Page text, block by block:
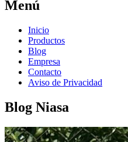
Menú
Inicio
Productos
Blog
Empresa
Contacto
Aviso de Privacidad
Blog Niasa